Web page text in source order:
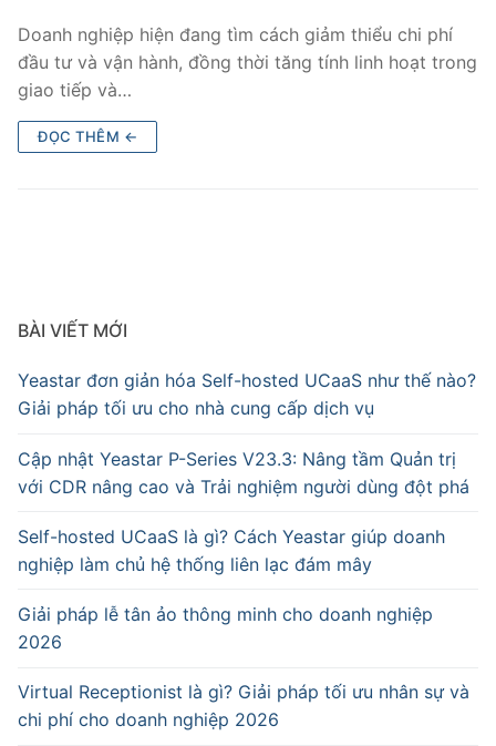
Doanh nghiệp hiện đang tìm cách giảm thiểu chi phí
đầu tư và vận hành, đồng thời tăng tính linh hoạt trong
giao tiếp và…
ĐỌC THÊM ←
BÀI VIẾT MỚI
Yeastar đơn giản hóa Self-hosted UCaaS như thế nào?
Giải pháp tối ưu cho nhà cung cấp dịch vụ
Cập nhật Yeastar P-Series V23.3: Nâng tầm Quản trị
với CDR nâng cao và Trải nghiệm người dùng đột phá
Self-hosted UCaaS là gì? Cách Yeastar giúp doanh
nghiệp làm chủ hệ thống liên lạc đám mây
Giải pháp lễ tân ảo thông minh cho doanh nghiệp
2026
Virtual Receptionist là gì? Giải pháp tối ưu nhân sự và
chi phí cho doanh nghiệp 2026